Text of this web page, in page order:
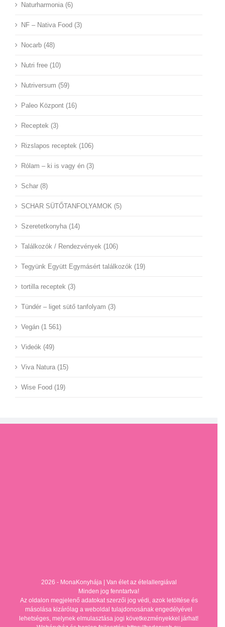
Naturharmonia (6)
NF – Nativa Food (3)
Nocarb (48)
Nutri free (10)
Nutriversum (59)
Paleo Központ (16)
Receptek (3)
Rizslapos receptek (106)
Rólam – ki is vagy én (3)
Schar (8)
SCHAR SÜTŐTANFOLYAMOK (5)
Szeretetkonyha (14)
Találkozók / Rendezvények (106)
Tegyünk Együtt Egymásért találkozók (19)
tortilla receptek (3)
Tündér – liget sütő tanfolyam (3)
Vegán (1 561)
Videók (49)
Viva Natura (15)
Wise Food (19)
2026 - MonaKonyhája | Van élet az ételallergiával
Minden jog fenntartva!
Az oldalon megjelenő adatokat szerzői jog védi, azok letöltése és
másolása kizárólag a weboldal tulajdonosának engedélyével
lehetséges, melynek elmulasztása jogi következményekkel járhat!